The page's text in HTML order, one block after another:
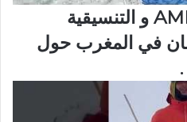
الندوة الصحفية لAMDH و التنسيقية
في المغرب حول